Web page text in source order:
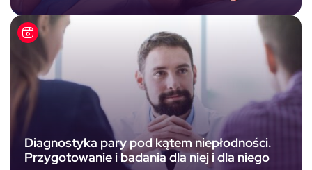
Diagnostyka pary pod kątem niepłodności.
Przygotowanie i badania dla niej i dla niego